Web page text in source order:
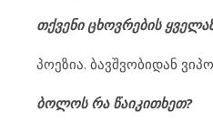
თქვენი ცხოვრების
პოეზია. ბავშვობიდან
ბოლოს რა წაიკითხეთ?